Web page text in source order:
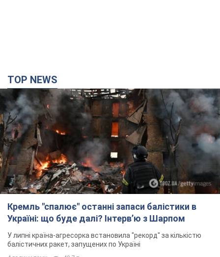
TOP NEWS
Кремль "спалює" останні запаси балістики в
Україні: що буде далі? Інтерв’ю з Шарпом
У липні країна-агресорка встановила "рекорд" за кількістю
балістичних ракет, запущених по Україні